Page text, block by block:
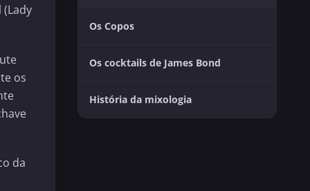
os
da
Os Copos
Os cocktails de James Bond
História da mixologia